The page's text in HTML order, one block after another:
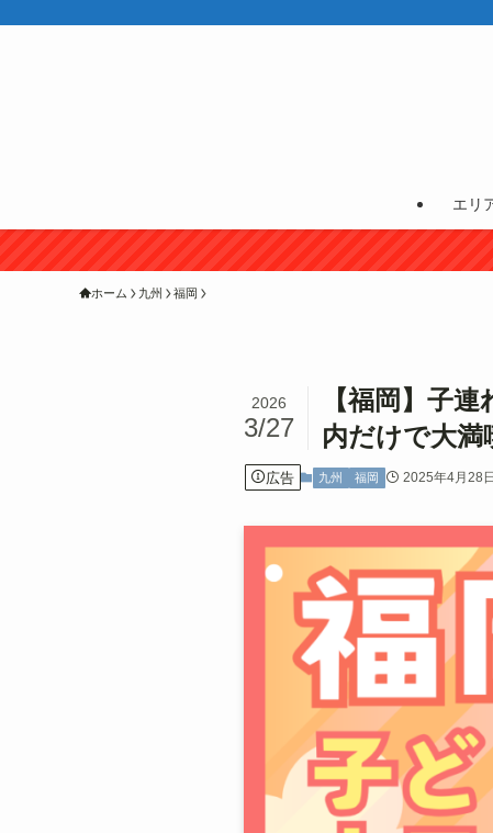
エリ
ホーム 九州 福岡
【福岡】子
内だけで大満
2026
3/27
広告 九州 福岡 2025年4月28日